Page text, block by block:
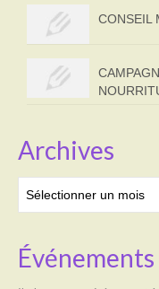
CONSEIL
Archives